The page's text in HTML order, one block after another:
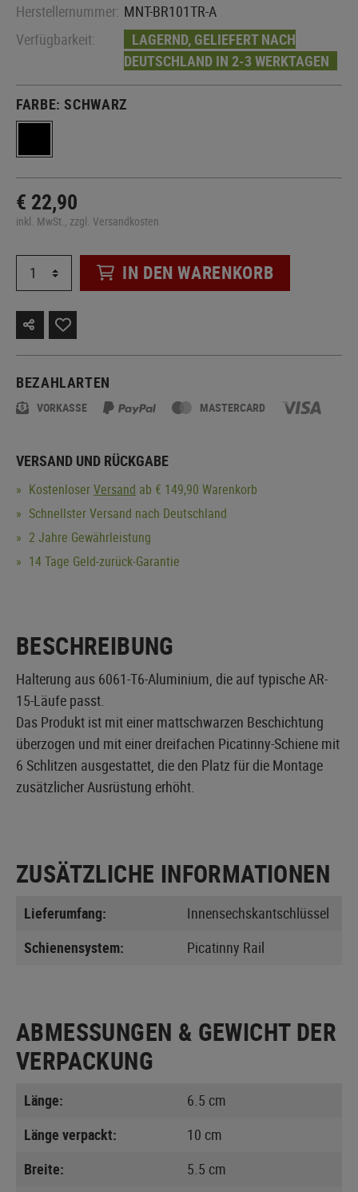
Herstellernummer: MNT-BR101TR-A
Verfügbarkeit:
LAGERND, GELIEFERT NACH
DEUTSCHLAND IN 2-3 WERKTAGEN
FARBE:SCHWARZ
€ 22,90
inkl. MwSt., zzgl. Versandkosten
IN DEN WARENKORB
BEZAHLARTEN
VORKASSE MASTERCARD
VERSAND UND RÜCKGABE
KostenloserVersand ab € 149,90 Warenkorb
Schnellster Versand nach Deutschland
2 Jahre Gewährleistung
14 Tage Geld-zurück-Garantie
BESCHREIBUNG
Halterung aus 6061-T6-Aluminium, die auf typische AR-
15-Läufe passt.
Das Produkt ist mit einer mattschwarzen Beschichtung
überzogen und mit einer dreifachen Picatinny-Schiene mit
6 Schlitzen ausgestattet, die den Platz für die Montage
zusätzlicher Ausrüstung erhöht.
ZUSÄTZLICHE INFORMATIONEN
Lieferumfang:
Innensechskantschlüssel
Schienensystem:
Picatinny Rail
ABMESSUNGEN & GEWICHT DER
VERPACKUNG
Länge:
6.5 cm
Länge verpackt:
10 cm
Breite:
5.5 cm